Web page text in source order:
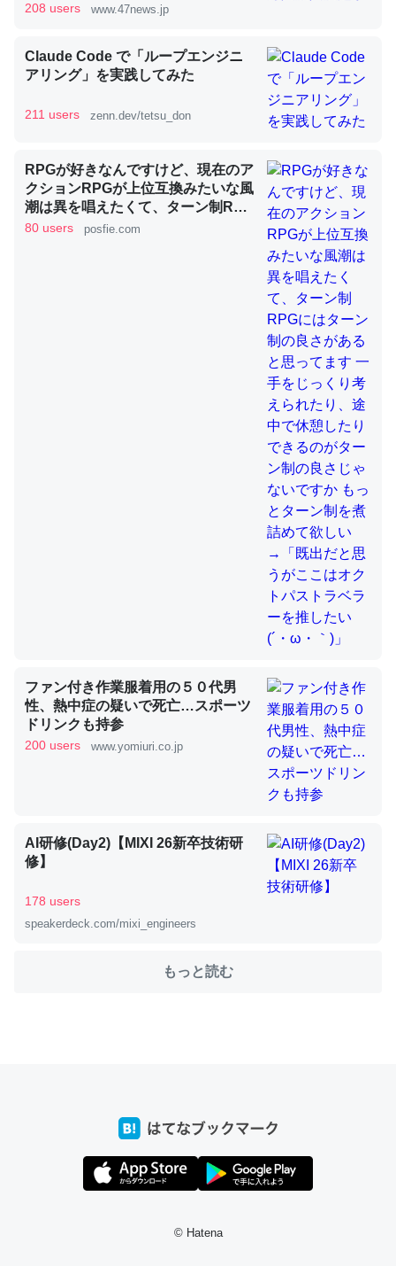
コオロギのカルシウム分はエビの600分の1程度。
─ニュース :: 【研究発表】昆虫学の大問題＝「昆虫はなぜ海にいな
いのか」に関する新仮説
論文では「淡水はカルシウムも酸素も不足してて両方に不
利だから両方が拮抗してるのでは」とあって面白い。海に
いる鋏角類（カブトガニ・ウミグモ）はカルシウムを使わ
ずキチンを強化してる筈だが、酵素が違うのか？
─ニュース :: 【研究発表】昆虫学の大問題＝「昆虫はなぜ海にいな
これを元に考えるとカルシウムを大量に使う脊椎動物と貝
類は苦労してるんだな…。腹足類だと殻を無くしてナメク
─ニュース :: 【研究発表】昆虫学の大問題＝「昆虫はなぜ海にいな
ウチもEchoを実家に置いて４年。でたまに覗いてる。ぼ
ちぼちRingも置こうかと画策中。あと、Googleマップで
位置情報を共有してる。電池残量や充電中かが分かるので
とかSpotifyを支払う孝行もできる。一生で親と会える残
私も3年前ぐらいに祖母の家に設置した。ポケットWifiみ
たいなのでネット環境作ったけどAlexaしか使わないので
https://toyoshi.hatenablog.com/entry/2019/05/15/1805
208 users www.47news.jp
Claude Code で「ループエンジニ
アリング」を実践してみた
211 users zenn.dev/tetsu_don
RPGが好きなんですけど、現在のア
クションRPGが上位互換みたいな風
潮は異を唱えたくて、ターン制RPG
にはターン制の良さがあると思って
80 users posfie.com
ファン付き作業服着用の５０代男
性、熱中症の疑いで死亡…スポーツ
ドリンクも持参
200 users www.yomiuri.co.jp
AI研修(Day2)【MIXI 26新卒技術研
修】
178 users
speakerdeck.com/mixi_engineers
もっと読む
© Hatena